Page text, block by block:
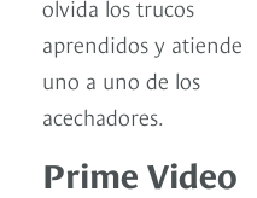
olvida los trucos
aprendidos y atiende
uno a uno de los
acechadores.
Prime Video